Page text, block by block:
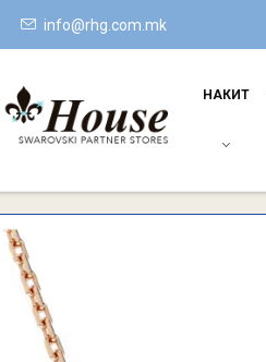
info@rhg.com.mk
НАКИТ